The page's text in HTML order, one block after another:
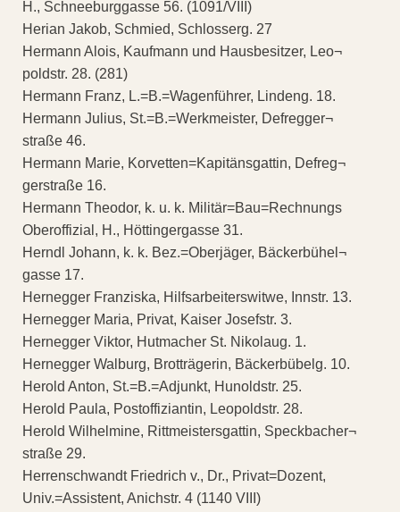
H., Schneeburggasse 56. (1091/VIII)
Herian Jakob, Schmied, Schlosserg. 27
Hermann Alois, Kaufmann und Hausbesitzer, Leo¬
poldstr. 28. (281)
Hermann Franz, L.=B.=Wagenführer, Lindeng. 18.
Hermann Julius, St.=B.=Werkmeister, Defregger¬
straße 46.
Hermann Marie, Korvetten=Kapitänsgattin, Defreg¬
gerstraße 16.
Hermann Theodor, k. u. k. Militär=Bau=Rechnungs
Oberoffizial, H., Höttingergasse 31.
Herndl Johann, k. k. Bez.=Oberjäger, Bäckerbühel¬
gasse 17.
Hernegger Franziska, Hilfsarbeiterswitwe, Innstr. 13.
Hernegger Maria, Privat, Kaiser Josefstr. 3.
Hernegger Viktor, Hutmacher St. Nikolaug. 1.
Hernegger Walburg, Brotträgerin, Bäckerbübelg. 10.
Herold Anton, St.=B.=Adjunkt, Hunoldstr. 25.
Herold Paula, Postoffiziantin, Leopoldstr. 28.
Herold Wilhelmine, Rittmeistersgattin, Speckbacher¬
straße 29.
Herrenschwandt Friedrich v., Dr., Privat=Dozent,
Univ.=Assistent, Anichstr. 4 (1140 VIII)